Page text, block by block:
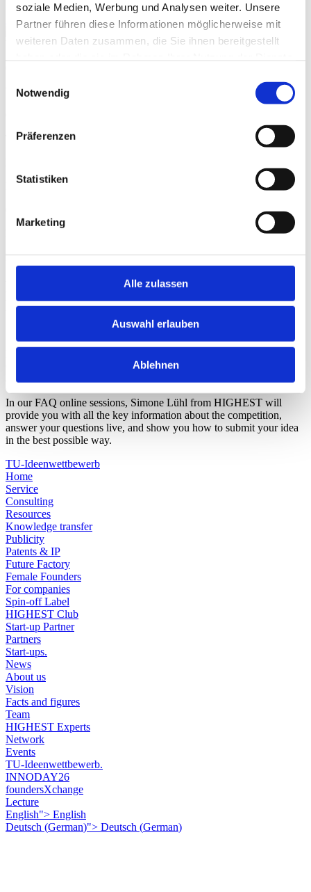
soziale Medien, Werbung und Analysen weiter. Unsere
Partner führen diese Informationen möglicherweise mit
weiteren Daten zusammen, die Sie ihnen bereitgestellt
Notwendig
Präferenzen
Statistiken
Marketing
Alle zulassen
Auswahl erlauben
Ablehnen
Save date
When?
Where?
Type/Category
Registration deadline
Not possible
FAQ Online Session: Everything You
Need to Know About the TU Idea
Competition? Or do you want to learn about the application process
and what to expect?
In our FAQ online sessions, Simone Lühl from HIGHEST will
provide you with all the key information about the competition,
answer your questions live, and show you how to submit your idea
in the best possible way.
TU-Ideenwettbewerb
Home
Service
Consulting
Resources
Knowledge transfer
Publicity
Patents & IP
Future Factory
Female Founders
For companies
Spin-off Label
HIGHEST Club
Start-up Partner
Partners
Start-ups.
News
About us
Vision
Facts and figures
Team
HIGHEST Experts
Network
Events
TU-Ideenwettbewerb.
INNODAY26
foundersXchange
Lecture
English"> English
Deutsch (German)"> Deutsch (German)